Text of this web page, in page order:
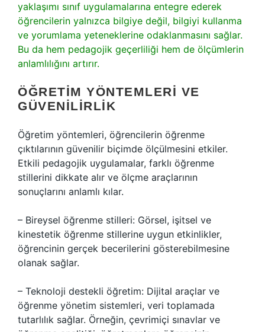
yaklaşımı sınıf uygulamalarına entegre ederek
öğrencilerin yalnızca bilgiye değil, bilgiyi kullanma
ve yorumlama yeteneklerine odaklanmasını sağlar.
Bu da hem pedagojik geçerliliği hem de ölçümlerin
anlamlılığını artırır.
ÖĞRETIM YÖNTEMLERI VE
GÜVENILIRLIK
Öğretim yöntemleri, öğrencilerin öğrenme
çıktılarının güvenilir biçimde ölçülmesini etkiler.
Etkili pedagojik uygulamalar, farklı öğrenme
stillerini dikkate alır ve ölçme araçlarının
sonuçlarını anlamlı kılar.
– Bireysel öğrenme stilleri: Görsel, işitsel ve
kinestetik öğrenme stillerine uygun etkinlikler,
öğrencinin gerçek becerilerini gösterebilmesine
olanak sağlar.
– Teknoloji destekli öğretim: Dijital araçlar ve
öğrenme yönetim sistemleri, veri toplamada
tutarlılık sağlar. Örneğin, çevrimiçi sınavlar ve